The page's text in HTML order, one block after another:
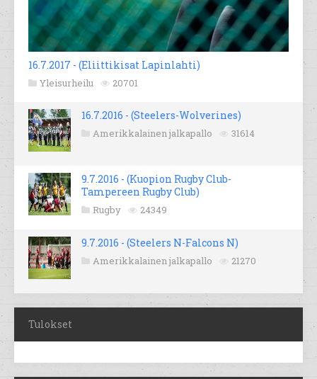
16.7.2017 - (Eliittikisat Lapinlahti)
Yleisurheilu 20701
16.7.2016 - (Steelers-Wolverines)
Amerikkalainen jalkapallo 31614
9.7.2016 - (Kuopion Rugby Club-
Tampereen Rugby Club)
Rugby 24349
9.7.2016 - (Steelers N-Falcons N)
Amerikkalainen jalkapallo 21270
Tulokset